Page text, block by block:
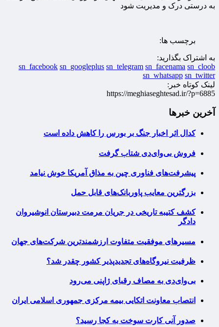
به درستی درک و مدیریت شود
برچسب ها:
به اشتراک بگذارید:
sn_facebook sn_googleplus sn_telegram sn_facenama sn_cloob
sn_whatsapp sn_twitter
لینک کوتاه خبر:
https://meghiaseghtesad.ir/?p=6885
آخرین خبرها
کدال اثر اخبار جنگ بر بورس را کاهش داده است
فروش بی‌وای‌دی شتاب گرفت
پیشرفت‌های فناوری چین به مذاق آمریکا خوش نیامد
بزرگترین معایب پاوربانک‌های قابل حمل
کشف کتیبه تاریخی در جریان مرمت دبیرستان انوشیروان
دادگر
مسیرهای موفقیت متفاوت ارزشمندترین شرکت‌های جهان
ظرفیت نیروگاه‌های تجدیدپذیر کشور چقدر شد؟
بی‌وای‌دی به مصاف رقبای ژاپنی می‌رود
انتصاب معاونت اتکایی بیمه مرکزی جمهوری اسلامی ایران
صدور آنی کارت سوخت به کجا رسید؟